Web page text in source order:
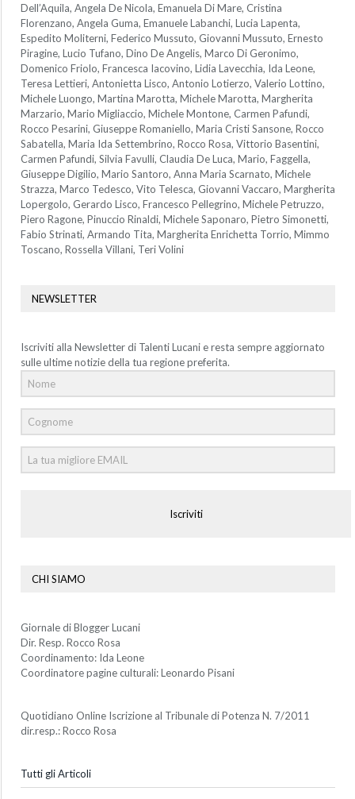
Dell’Aquila, Angela De Nicola, Emanuela Di Mare, Cristina
Florenzano, Angela Guma, Emanuele Labanchi, Lucia Lapenta,
Espedito Moliterni, Federico Mussuto, Giovanni Mussuto, Ernesto
Piragine, Lucio Tufano, Dino De Angelis, Marco Di Geronimo,
Domenico Friolo, Francesca Iacovino, Lidia Lavecchia, Ida Leone,
Teresa Lettieri, Antonietta Lisco, Antonio Lotierzo, Valerio Lottino,
Michele Luongo, Martina Marotta, Michele Marotta, Margherita
Marzario, Mario Migliaccio, Michele Montone, Carmen Pafundi,
Rocco Pesarini, Giuseppe Romaniello, Maria Cristi Sansone, Rocco
Sabatella, Maria Ida Settembrino, Rocco Rosa, Vittorio Basentini,
Carmen Pafundi, Silvia Favulli, Claudia De Luca, Mario, Faggella,
Giuseppe Digilio, Mario Santoro, Anna Maria Scarnato, Michele
Strazza, Marco Tedesco, Vito Telesca, Giovanni Vaccaro, Margherita
Lopergolo, Gerardo Lisco, Francesco Pellegrino, Michele Petruzzo,
Piero Ragone, Pinuccio Rinaldi, Michele Saponaro, Pietro Simonetti,
Fabio Strinati, Armando Tita, Margherita Enrichetta Torrio, Mimmo
Toscano, Rossella Villani, Teri Volini
NEWSLETTER
Iscriviti alla Newsletter di Talenti Lucani e resta sempre aggiornato
sulle ultime notizie della tua regione preferita.
Iscriviti
CHI SIAMO
Giornale di Blogger Lucani
Dir. Resp. Rocco Rosa
Coordinamento: Ida Leone
Coordinatore pagine culturali: Leonardo Pisani
Quotidiano Online Iscrizione al Tribunale di Potenza N. 7/2011
dir.resp.: Rocco Rosa
Tutti gli Articoli